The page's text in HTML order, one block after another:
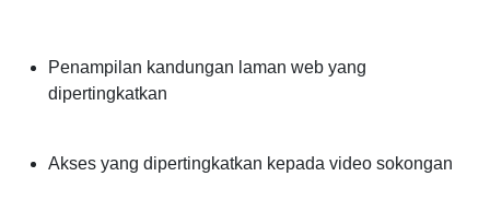
Penampilan kandungan laman web yang
dipertingkatkan
Akses yang dipertingkatkan kepada video sokongan